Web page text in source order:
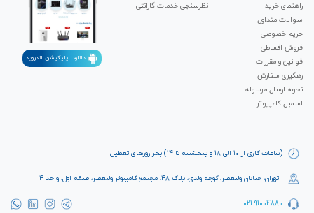
(ساعات کاری از ۱۰ الی ۱۸ و پنجشنبه تا ۱۴) بجز روزهای تعطیل
تهران، خیابان ولیعصر، کوچه ولدی، پلاک ۴۸، مجتمع کامپیوتر ولیعصر، طبقه اول، واحد ۴
021-91004880
راهنمای خرید
سوالات متداول
حریم خصوصی
فروش اقساطی
قوانین و مقررات
رهگیری سفارش
نحوه ارسال مرسوله
اسمبل کامپیوتر
نظرسنجی خدمات گارانتی
دانلود اپلیکیشن اندروید